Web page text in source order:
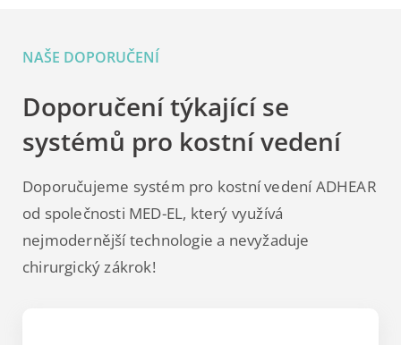
NAŠE DOPORUČENÍ
Doporučení týkající se
systémů pro kostní vedení
Doporučujeme systém pro kostní vedení ADHEAR
od společnosti MED-EL, který využívá
nejmodernější technologie a nevyžaduje
chirurgický zákrok!